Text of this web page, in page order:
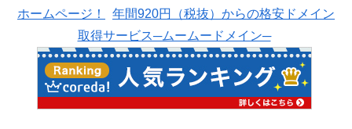
ホームページ！
年間920円（税抜）からの格安ドメイン
取得サービス─ムームードメイン─